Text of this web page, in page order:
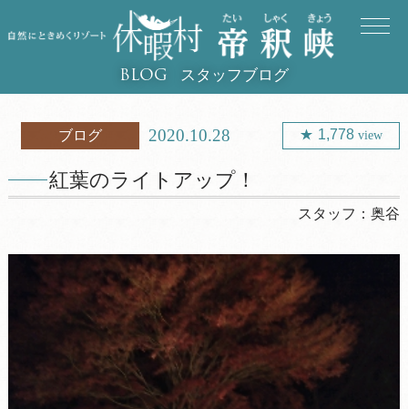
BLOG スタッフブログ
ブログ 2020.10.28 1,778view
紅葉のライトアップ！
スタッフ：奥谷